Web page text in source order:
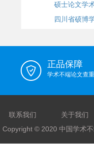
硕士论文学
四川省硕博
正品保障
学术不端论文查
联系我们
关于我们
Copyright © 2020 中国学术